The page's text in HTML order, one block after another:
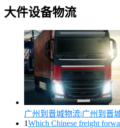
大件设备物流
广州到晋城物流|广州到晋
1Which Chinese freight